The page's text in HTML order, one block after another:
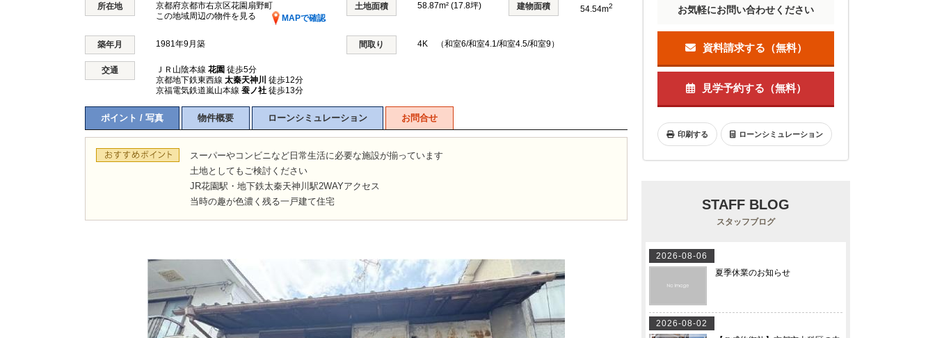
所在地
京都府京都市右京区花園扇野町
MAPで確認
この地域周辺の物件を見る
土地面積 58.87m² (17.8坪) 建物面積 54.54m2
築年月 1981年9月築 間取り 4K （和室6/和室4.1/和室4.5/和室9）
交通 ＪＲ山陰本線 花園 徒歩5分
京都地下鉄東西線 太秦天神川 徒歩12分
京福電気鉄道嵐山本線 蚕ノ社 徒歩13分
ポイント / 写真 物件概要 ローンシミュレーション お問合せ
スーパーやコンビニなど日常生活に必要な施設が揃っています
土地としてもご検討ください
JR花園駅・地下鉄太秦天神川駅2WAYアクセス
当時の趣が色濃く残る一戸建て住宅
お気軽にお問い合わせください
資料請求する（無料）
見学予約する（無料）
印刷する ローンシミュレーション
STAFF BLOG
スタッフブログ